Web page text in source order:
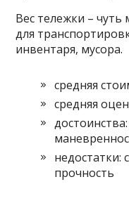
Вес тележки – чуть
для
инвентаря, мусора.
средняя
средняя
недостатки:
прочность